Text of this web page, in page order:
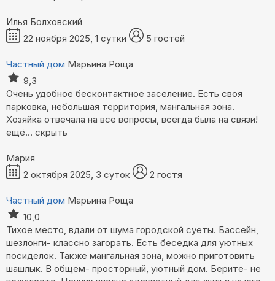
Илья Болховский
22 ноября 2025, 1 сутки
5 гостей
Частный дом Марьина Роща
9,3
Очень удобное бесконтактное заселение. Есть своя
парковка, небольшая территория, мангальная зона.
Хозяйка отвечала на все вопросы, всегда была на связи!
ещё... скрыть
Мария
2 октября 2025, 3 суток
2 гостя
Частный дом Марьина Роща
10,0
Тихое место, вдали от шума городской суеты. Бассейн,
шезлонги- классно загорать. Есть беседка для уютных
посиделок. Также мангальная зона, можно приготовить
шашлык. В общем- просторный, уютный дом. Берите- не